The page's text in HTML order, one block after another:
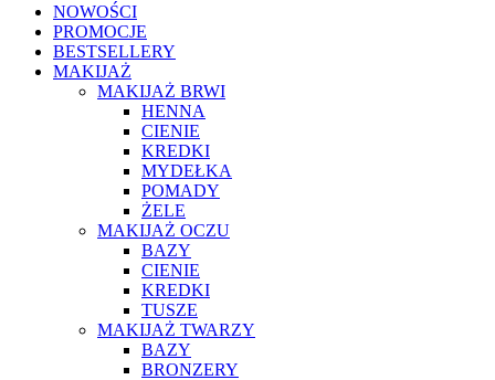
NOWOŚCI
PROMOCJE
BESTSELLERY
MAKIJAŻ
MAKIJAŻ BRWI
HENNA
CIENIE
KREDKI
MYDEŁKA
POMADY
ŻELE
MAKIJAŻ OCZU
BAZY
CIENIE
KREDKI
TUSZE
MAKIJAŻ TWARZY
BAZY
BRONZERY